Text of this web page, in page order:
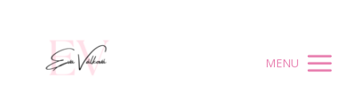
MENU